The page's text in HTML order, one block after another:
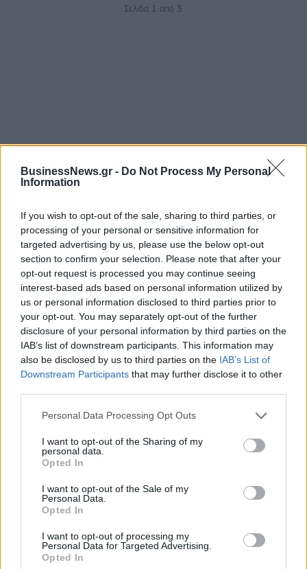
BusinessNews.gr - Do Not Process My Personal
Information
If you wish to opt-out of the sale, sharing to third parties, or
processing of your personal or sensitive information for
targeted advertising by us, please use the below opt-out
section to confirm your selection. Please note that after your
opt-out request is processed you may continue seeing
interest-based ads based on personal information utilized by
us or personal information disclosed to third parties prior to
your opt-out. You may separately opt-out of the further
disclosure of your personal information by third parties on the
IAB’s list of downstream participants. This information may
also be disclosed by us to third parties on the IAB’s List of
Downstream Participants that may further disclose it to other
Personal Data Processing Opt Outs
I want to opt-out of the Sharing of my
personal data.
Opted In
I want to opt-out of the Sale of my
Personal Data.
Opted In
I want to opt-out of processing my
Personal Data for Targeted Advertising.
Opted In
Σελίδα 1 από 3
ΡΟΗ ΕΙΔΗΣΕΩΝ
Ταϊλάνδη: Επτά νεκροί, 15 τραυματίες από
πυροβολισμούς σε σχολείο - Αυτοκτόνησε ο δράστης
07/08/2026 - 09:11
Πειραιάς: Κορυφώνεται η έξοδος των αδειούχων
του Αυγούστου
07/08/2026 - 08:54 ΕΛΛΑΔΑ
Υψηλός κίνδυνος πυρκαγιάς σήμερα σε Αττική,
Κρήτη, Πελοπόννησο, Εύβοια και νησιά του Αιγαίου
07/08/2026 - 08:30 ΕΛΛΑΔΑ
για τα Στενά του Ορμούζ
Χρηματιστήριο: Πτώση κατά 0,59%, στα 320,42
06/08/2026 - 18:10 ΟΙΚΟΝΟΜΙΑ
ΟΠΕΚΑ: Αύριο η δεύτερη πληρωμή των δικαιούχων
του Λογαριασμού Αγροτικής Εστίας
06/08/2026 - 17:40 ΟΙΚΟΝΟΜΙΑ